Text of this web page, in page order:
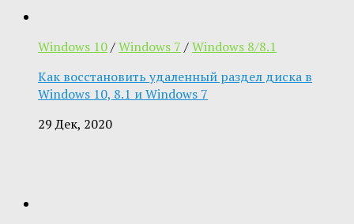
Windows 10/Windows 7 /Windows 8/8.1
Как восстановить удаленный раздел диска в
Windows 10, 8.1 и Windows 7
29 Дек, 2020